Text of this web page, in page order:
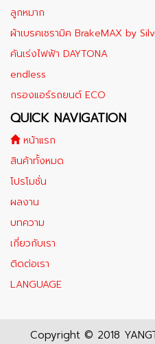
ลูกหมาก
ผ้าเบรคเซรามิค BrakeMAX​ by
คันเร่งไฟฟ้า DAYTONA
endless
กรองแอร์รถยนต์ ECO
QUICK NAVIGATION
หน้าแรก
สินค้าทั้งหมด
โปรโมชั่น
ผลงาน
บทความ
เกี่ยวกับเรา
ติดต่อเรา
LANGUAGE
Copyright © 2018